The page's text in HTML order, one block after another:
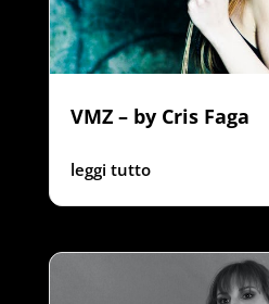
VMZ – by Cris Faga
leggi tutto